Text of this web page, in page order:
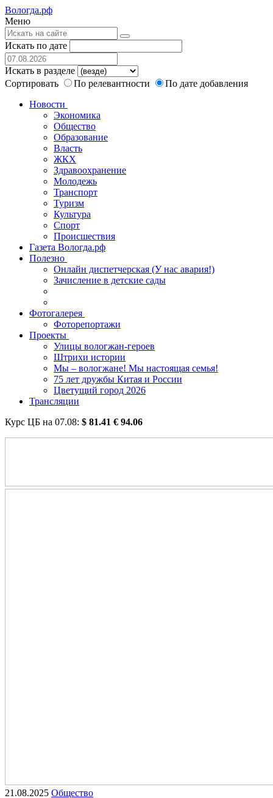
Вологда.рф
Меню
Искать по дате
Искать в разделе
Сортировать
По релевантности
По дате добавления
Новости
Экономика
Общество
Образование
Власть
ЖКХ
Здравоохранение
Молодежь
Транспорт
Туризм
Культура
Спорт
Происшествия
Газета Вологда.рф
Полезно
Онлайн диспетчерская (У нас авария!)
Зачисление в детские сады
Фотогалерея
Фоторепортажи
Проекты
Улицы вологжан-героев
Штрихи истории
Мы – вологжане! Мы настоящая семья!
75 лет дружбы Китая и России
Цветущий город 2026
Трансляции
Курс ЦБ на 07.08: $ 81.41 € 94.06
21.08.2025 Общество